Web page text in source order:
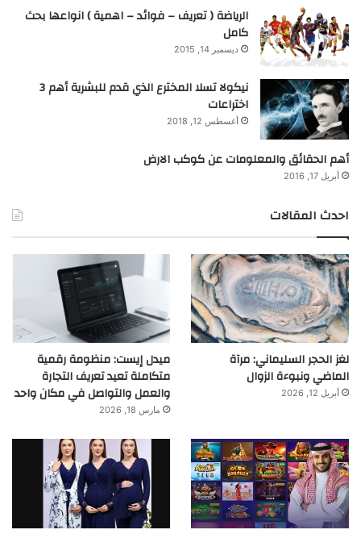
الرياضة ( تعريف – فوائد – اهمية ) انواعها بحث
كامل
ديسمبر 14, 2015
نيكولا تسلا المخترع الذي قدم للبشرية أهم 3
اختراعات
أغسطس 12, 2018
أهم الحقائق والمعلومات عن كوكب الارض
أبريل 17, 2016
احدث المقالات
لغز الحجر السليماني: مرآة
الماضي ونبوءة الزوال
أبريل 12, 2026
ميدل إيست: منظومة رقمية
متكاملة تعيد تعريف التجارة
والعمل والتواصل في مكان واحد
مارس 18, 2026